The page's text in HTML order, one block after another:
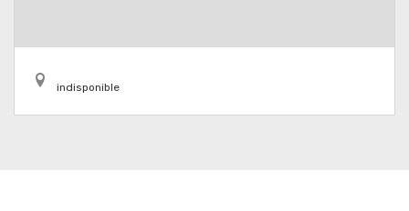
indisponible